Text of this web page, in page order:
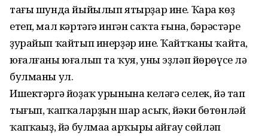
тағы шунда йыйылып ятырҙар ине. Ҡара көҙ
етеп, мал кәртәгә ингән саҡта ғына, бәрәстәре
ҙурайып ҡайтып инерҙәр ине. Ҡайтҡаны ҡайта,
юғалғаны юғалып та ҡуя, уны эҙләп йөрөүсе лә
булманы ул.
Ишектәргә йоҙаҡ урынына келәгә селек, йә тап
тығып, ҡапҡаларҙын шар асыҡ, йәки бөтөнләй
ҡапҡаһыҙ, йә булмаһа арҡыры һайғау сөйләп